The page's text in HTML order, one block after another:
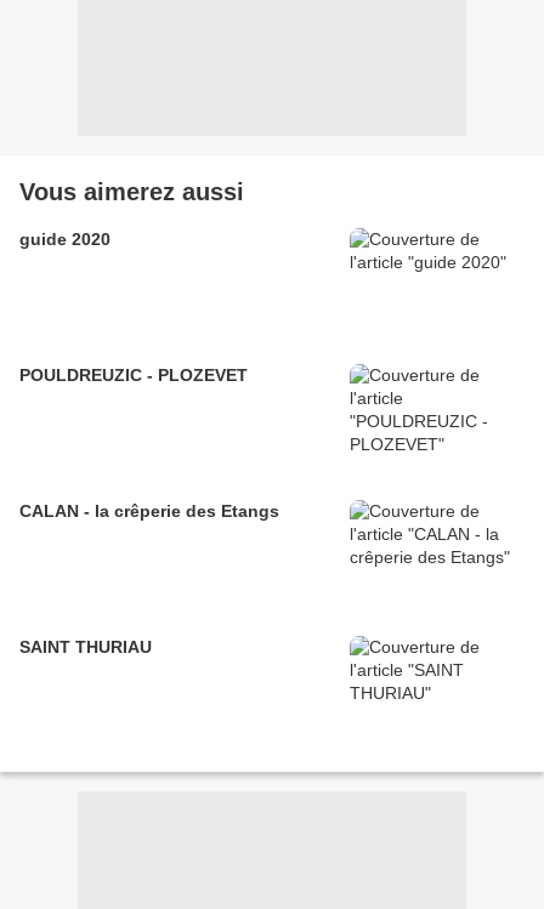
Vous aimerez aussi
guide 2020
POULDREUZIC - PLOZEVET
CALAN - la crêperie des Etangs
SAINT THURIAU